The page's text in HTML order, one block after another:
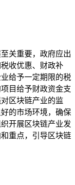
关重要，政府应出
收优惠、财政补
给予一定期限的税
目给予财政资金支
区块链产业的监
的市场环境，确保
开展区块链产业发
重点，引导区块链